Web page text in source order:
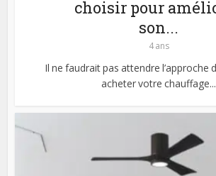
choisir pour
son...
4 ans
Il ne faudrait pas attendre l’approche
acheter votre chauffage...